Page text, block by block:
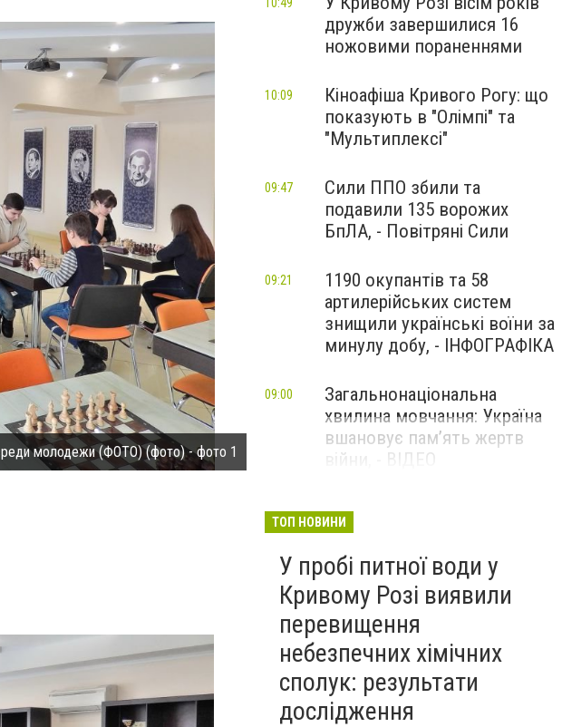
молодежи (ФОТО) (фото) - фото 1 В Кривом Роге определили команду-чемпиона
дружби завершилися 16
ножовими пораненнями
Кіноафіша Кривого Рогу: що
показують в "Олімпі" та
"Мультиплексі"
10:09
Сили ППО збили та
подавили 135 ворожих
БпЛА, - Повітряні Сили
09:47
1190 окупантів та 58
артилерійських систем
знищили українські воїни за
минулу добу, - ІНФОГРАФІКА
09:21
Загальнонаціональна
хвилина мовчання: Україна
вшановує пам’ять жертв
війни, - ВІДЕО
09:00
ТОП НОВИНИ
У пробі питної води у
Кривому Розі виявили
перевищення
небезпечних хімічних
сполук: результати
дослідження